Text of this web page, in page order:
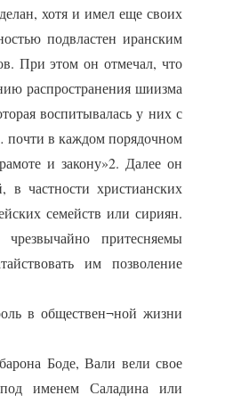
хотя и имел еще своих
подвластен иранским
При этом он отмечал, что
распространения шиизма
воспитывалась у них с
почти в каждом порядочном
и закону»2. Далее он
в частности христианских
семейств или сириян.
притесняемы
им позволение
в обществен¬ной жизни
Боде, Вали вели свое
именем Саладина или